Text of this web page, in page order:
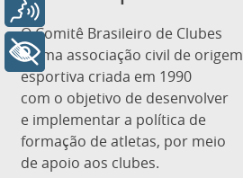
O Comitê Brasileiro de Clubes
é uma associação civil de origem
esportiva criada em 1990
com o objetivo de desenvolver
e implementar a política de
formação de atletas, por meio
de apoio aos clubes.
+ Acessibilidade